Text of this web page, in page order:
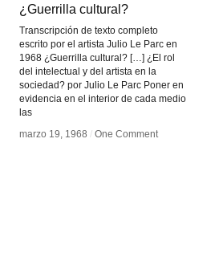
¿Guerrilla cultural?
Transcripción de texto completo
escrito por el artista Julio Le Parc en
1968 ¿Guerrilla cultural? […] ¿El rol
del intelectual y del artista en la
sociedad? por Julio Le Parc Poner en
evidencia en el interior de cada medio
las
marzo 19, 1968 / One Comment
¿Guerrilla cultural?
marzo 19, 1968 / One Comment